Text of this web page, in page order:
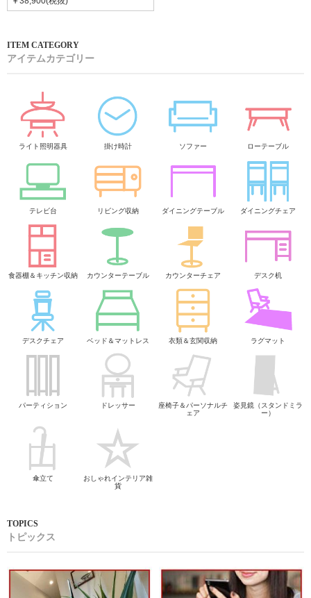
アイテムカテゴリー
ライト照明器具 掛け時計 ソファー ローテーブル
テレビ台 リビング収納 ダイニングテーブル ダイニングチェア
食器棚＆キッチン収納 カウンターテーブル カウンターチェア デスク机
デスクチェア ベッド＆マットレス 衣類＆玄関収納 ラグマット
パーティション ドレッサー
座椅子＆パーソナルチ
ェア
姿見鏡（スタンドミラ
ー）
傘立て
おしゃれインテリア雑
貨
トピックス